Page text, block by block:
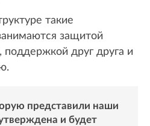
такие
защитой
поддержкой друг друга и
представили наши
и будет